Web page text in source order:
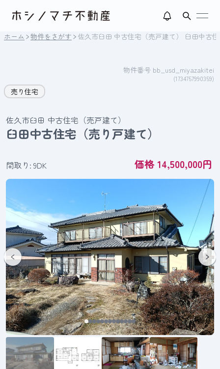
ホーム 物件をさがす 佐久市臼田 中古住宅（売戸建て） 臼田中古
物件番号 bb_usd_miyazakitei
(1734757990359)
売り住宅
佐久市臼田 中古住宅（売戸建て）
臼田中古住宅（売り戸建て）
間取り: 9DK 価格 14,500,000円